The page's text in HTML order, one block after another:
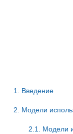
1. Введение
2. Модели
2.1. Модели